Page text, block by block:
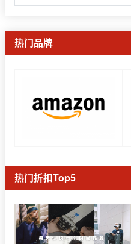
热门品牌
热门折扣Top5